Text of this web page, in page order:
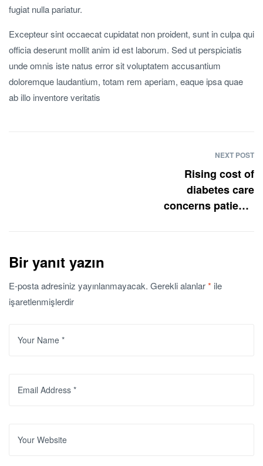
fugiat nulla pariatur.
Excepteur sint occaecat cupidatat non proident, sunt in culpa qui
officia deserunt mollit anim id est laborum. Sed ut perspiciatis
unde omnis iste natus error sit voluptatem accusantium
doloremque laudantium, totam rem aperiam, eaque ipsa quae
ab illo inventore veritatis
NEXT POST
Rising cost of
diabetes care
concerns patients
Bir yanıt yazın
E-posta adresiniz yayınlanmayacak. Gerekli alanlar* ile
işaretlenmişlerdir